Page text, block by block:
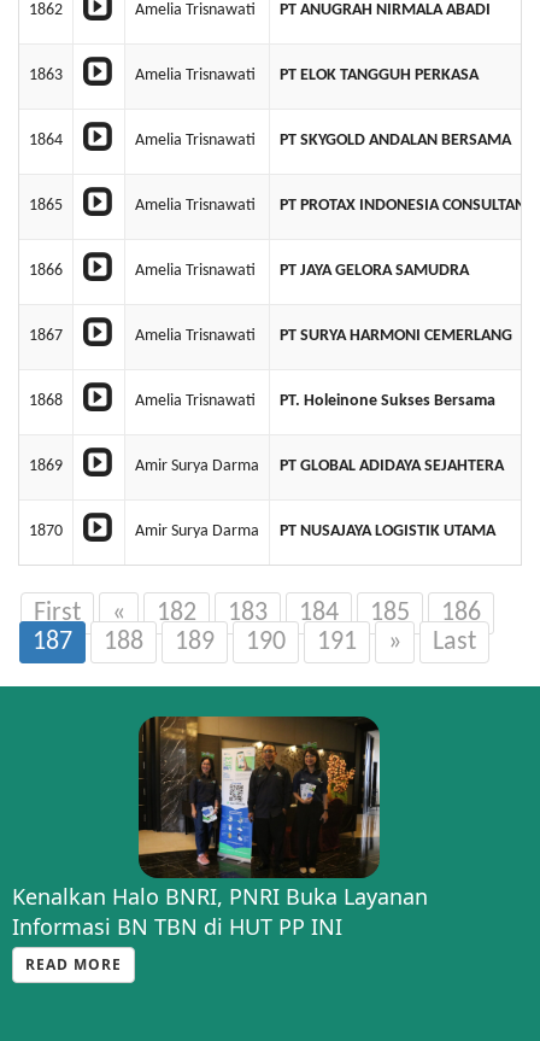
1862 Amelia Trisnawati PT ANUGRAH NIRMALA ABADI
1863 Amelia Trisnawati PT ELOK TANGGUH PERKASA
1864 Amelia Trisnawati PT SKYGOLD ANDALAN BERSAMA
1865 Amelia Trisnawati PT PROTAX INDONESIA CONSULTANT
1866 Amelia Trisnawati PT JAYA GELORA SAMUDRA
1867 Amelia Trisnawati PT SURYA HARMONI CEMERLANG
1868 Amelia Trisnawati PT. Holeinone Sukses Bersama
1869 Amir Surya Darma PT GLOBAL ADIDAYA SEJAHTERA
1870 Amir Surya Darma PT NUSAJAYA LOGISTIK UTAMA
First « 182 183 184 185
186
187
188 189 190 191 » Last
Kenalkan Halo BNRI, PNRI Buka Layanan
Informasi BN TBN di HUT PP INI
READ MORE